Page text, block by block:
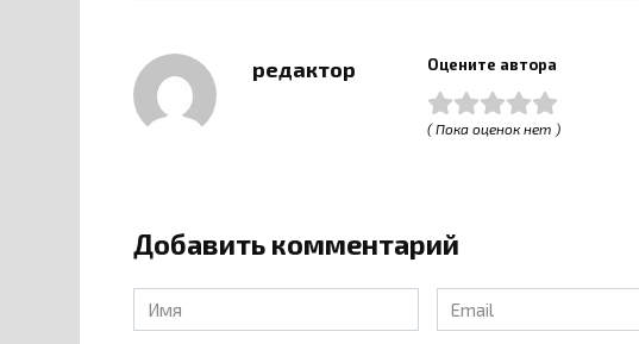
редактор Оцените автора
( Пока оценок нет )
Добавить комментарий
Имя
*
Email
*